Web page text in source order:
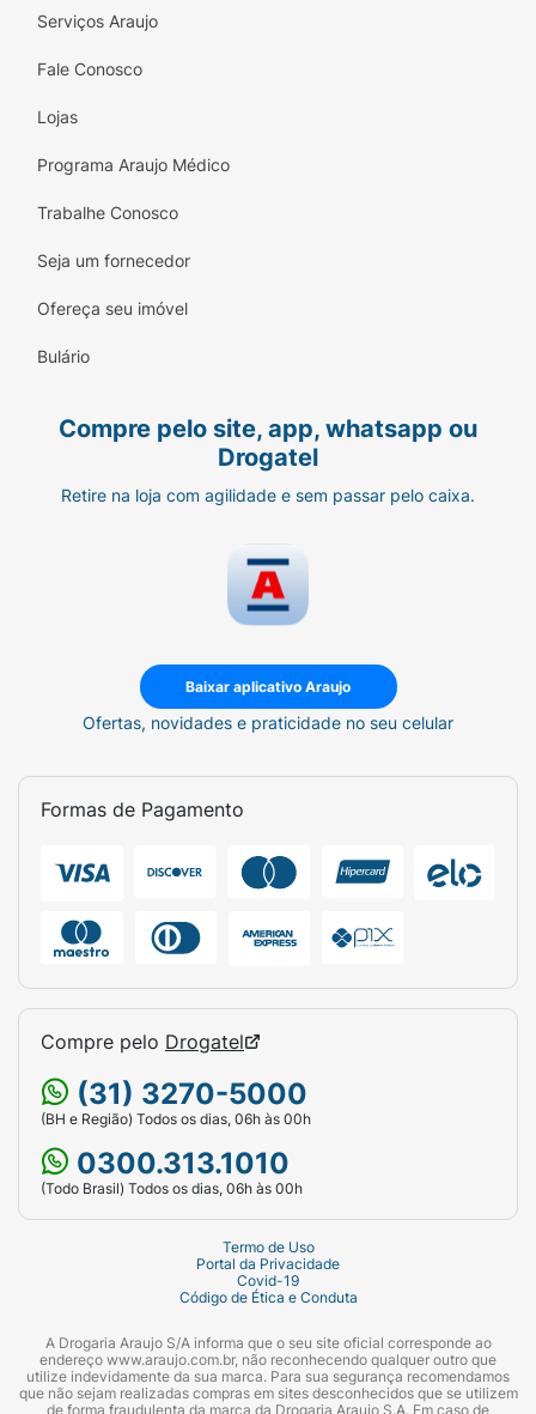
Serviços Araujo
Fale Conosco
Lojas
Programa Araujo Médico
Trabalhe Conosco
Seja um fornecedor
Ofereça seu imóvel
Bulário
Compre pelo site, app, whatsapp ou
Drogatel
Retire na loja com agilidade e sem passar pelo caixa.
Baixar aplicativo Araujo
Ofertas, novidades e praticidade no seu celular
Formas de Pagamento
Compre pelo Drogatel
(31) 3270-5000
(BH e Região) Todos os dias, 06h às 00h
0300.313.1010
(Todo Brasil) Todos os dias, 06h às 00h
Termo de Uso
Portal da Privacidade
Covid-19
Código de Ética e Conduta
A Drogaria Araujo S/A informa que o seu site oficial corresponde ao
endereço www.araujo.com.br, não reconhecendo qualquer outro que
utilize indevidamente da sua marca. Para sua segurança recomendamos
que não sejam realizadas compras em sites desconhecidos que se utilizem
de forma fraudulenta da marca da Drogaria Araujo S.A. Em caso de